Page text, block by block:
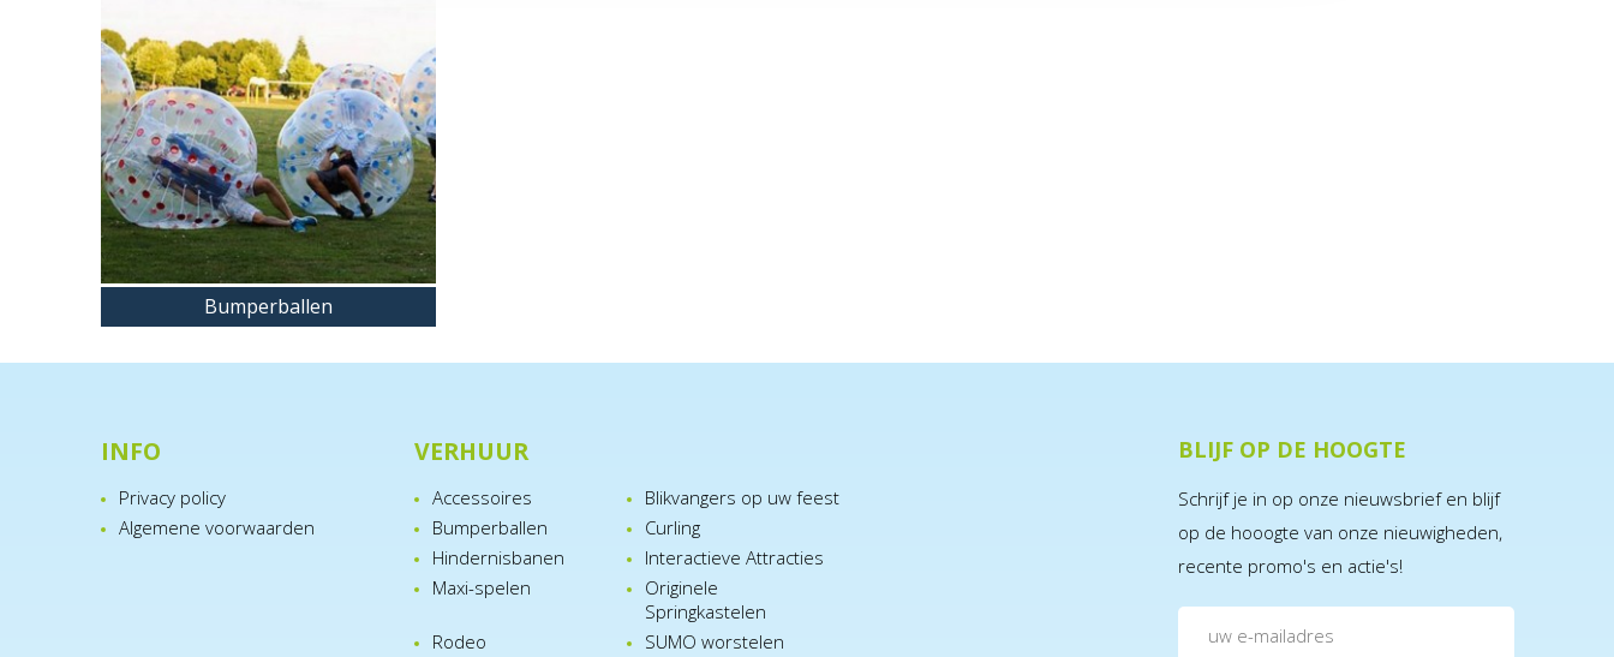
Bumperballen
INFO
Privacy policy
Algemene voorwaarden
VERHUUR
Accessoires
Blikvangers op uw feest
Bumperballen
Curling
Hindernisbanen
Interactieve Attracties
Maxi-spelen
Originele
Springkastelen
Rodeo
SUMO worstelen
BLIJF OP DE HOOGTE
Schrijf je in op onze nieuwsbrief en blijf
op de hooogte van onze nieuwigheden,
recente promo's en actie's!